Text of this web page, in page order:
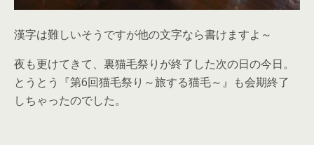
漢字は難しいそうですが他の文字なら書けますよ～
夜も更けてきて、裏猫毛祭りが終了した次の日の今日。
とうとう『第6回猫毛祭り～旅する猫毛～』も会期終了
しちゃったのでした。